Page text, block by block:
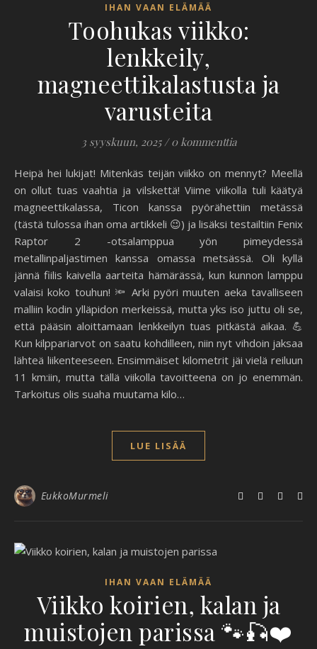
IHAN VAAN ELÄMÄÄ
Toohukas viikko:
lenkkeily,
magneettikalastusta ja
varusteita
3 syyskuun, 2025 / 0 kommenttia
Heipä hei lukijat! Mitenkäs teijän viikko on mennyt? Meellä
on ollut tuas vaahtia ja vilskettä! Viime viikolla tuli käätyä
magneettikalassa, Ticon kanssa pyörähettiin metässä
(tästä tulossa ihan oma artikkeli 😉) ja lisäksi testailtiin Fenix
Raptor 2 -otsalamppua yön pimeydessä
metallinpaljastimen kanssa omassa metsässä. Oli kyllä
jännä fiilis kaivella aarteita hämärässä, kun kunnon lamppu
valaisi koko touhun! 🔦 Arki pyöri muuten aeka tavalliseen
malliin kodin ylläpidon merkeissä, mutta yks iso juttu oli se,
että pääsin aloittamaan lenkkeilyn tuas pitkästä aikaa. 💪
Kun kilppariarvot on saatu kohdilleen, niin nyt vihdoin jaksaa
lähteä liikenteeseen. Ensimmäiset kilometrit jäi vielä reiluun
11 km:iin, mutta tällä viikolla tavoitteena on jo enemmän.
Tarkoitus olis suaha muutama kilo…
LUE LISÄÄ
EukkoMurmeli
IHAN VAAN ELÄMÄÄ
Viikko koirien, kalan ja
muistojen parissa 🐾🎣❤️